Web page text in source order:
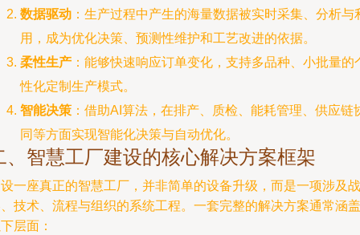
数据驱动 ：生产过程中产生的海量数据被实时采集、分析与
用，成为优化决策、预测性维护和工艺改进的依据。
柔性生产 ：能够快速响应订单变化，支持多品种、小批量的
性化定制生产模式。
智能决策 ：借助AI算法，在排产、质检、能耗管理、供应链
同等方面实现智能化决策与自动优化。
、智慧工厂建设的核心解决方案框架
一座真正的智慧工厂，并非简单的设备升级，而是一项涉及战
技术、流程与组织的系统工程。一套完整的解决方案通常涵盖
层面：